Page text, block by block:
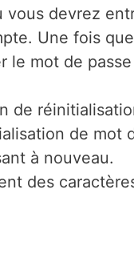
vous devrez
Une fois que
le mot de
de
de mot
à nouveau.
des